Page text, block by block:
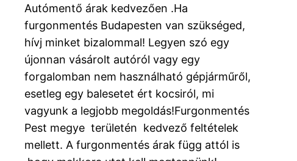
Autómentő árak kedvezően .Ha
furgonmentés Budapesten van szükséged,
hívj minket bizalommal! Legyen szó egy
újonnan vásárolt autóról vagy egy
forgalomban nem használható gépjárműről,
esetleg egy balesetet ért kocsiról, mi
vagyunk a legjobb megoldás!Furgonmentés
Pest megye területén kedvező feltételek
mellett. A furgonmentés árak függ attól is